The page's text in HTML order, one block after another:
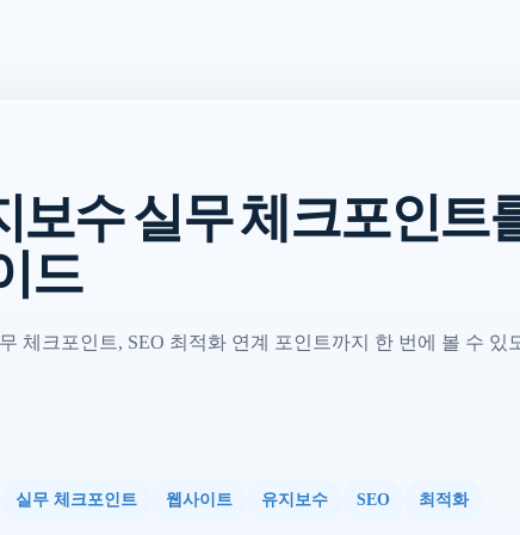
보수 실무 체크포인트
드
체크포인트, SEO 최적화 연계 포인트까지 한 번에 볼 수 있
실무 체크포인트 웹사이트 유지보수 SEO 최적화